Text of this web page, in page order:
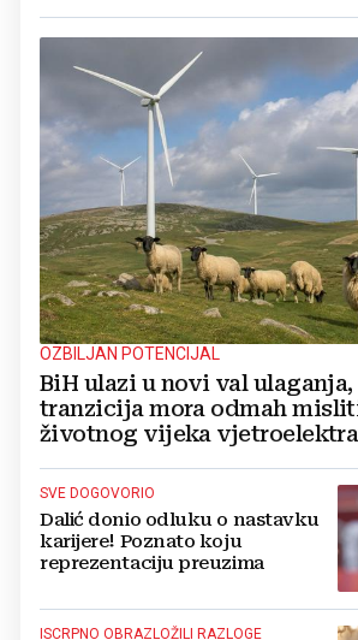
OZBILJAN POTENCIJAL
BiH ulazi u novi val ulaganja,
tranzicija mora odmah
životnog vijeka
SVE DOGOVORIO
Dalić donio odluku o nastavku
karijere! Poznato koju
reprezentaciju preuzima
ISCRPNO OBRAZLOŽILI RAZLOGE